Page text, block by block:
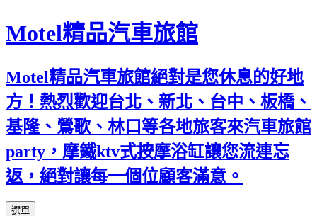
Motel精品汽車旅館
Motel精品汽車旅館絕對是您休息的好地
方！熱烈歡迎台北、新北、台中、板橋、
基隆、鶯歌、林口等各地旅客來汽車旅館
party，摩鐵ktv式按摩浴缸讓您流連忘
返，絕對讓每一個位顧客滿意。
選單